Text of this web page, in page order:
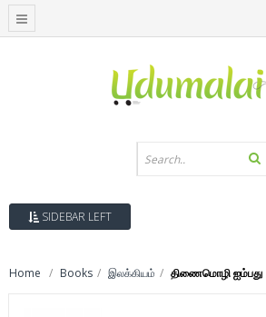
SIDEBAR LEFT
Home Books இலக்கியம் திணைமொழி ஐம்பது